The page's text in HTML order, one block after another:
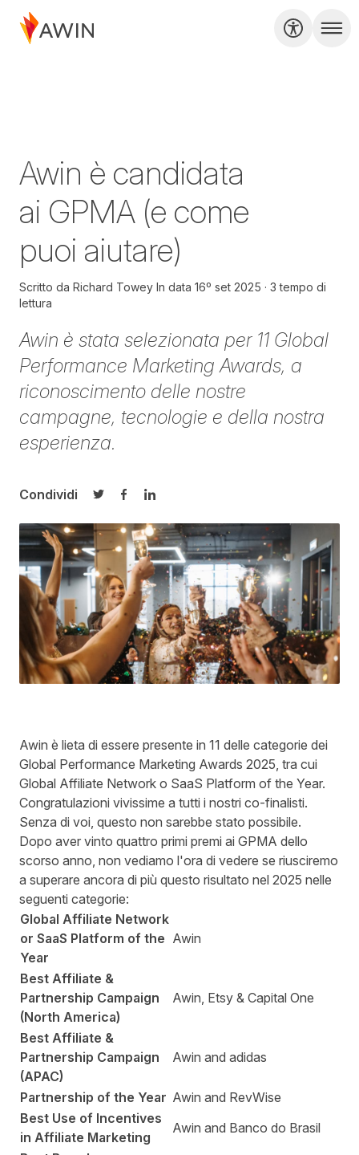
Awin è candidata
ai GPMA (e come
puoi aiutare)
Scritto da Richard Towey In data 16º set 2025
3 tempo di
lettura
Awin è stata selezionata per11 Global
Performance Marketing Awards, a
riconoscimento delle nostre
campagne, tecnologie e della nostra
esperienza.
Condividi
Condividi su Twitter
Condividi su Facebook
Condividi su LinkedIn
Awin è lieta di essere presente in 11 delle categorie dei
Global Performance Marketing Awards 2025, tra cui
Global Affiliate Network o SaaS Platform of the Year.
Congratulazioni vivissime a tutti i nostri co-finalisti.
Senza di voi, questo non sarebbe stato possibile.
Dopo aver vinto quattro primi premi ai GPMA dello
scorso anno, non vediamo l'ora di vedere se riusciremo
a superare ancora di più questo risultato nel 2025 nelle
seguenti categorie:
Global Affiliate Network
or SaaS Platform of the
Year
Awin
Best Affiliate &
Partnership Campaign
(North America)
Awin, Etsy & Capital One
Best Affiliate &
Partnership Campaign
(APAC)
Awin and adidas
Partnership of the Year Awin and RevWise
Best Use of Incentives
in Affiliate Marketing
Awin and Banco do Brasil